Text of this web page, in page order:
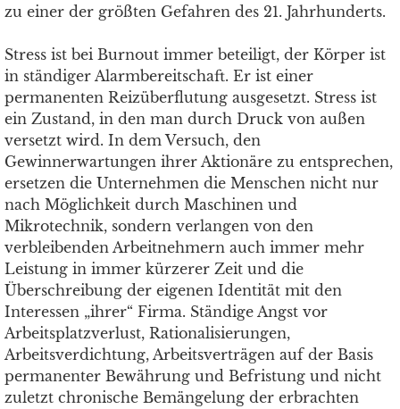
zu einer der größten Gefahren des 21. Jahrhunderts.
Stress ist bei Burnout immer beteiligt, der Körper ist
in ständiger Alarmbereitschaft. Er ist einer
permanenten Reizüberflutung ausgesetzt. Stress ist
ein Zustand, in den man durch Druck von außen
versetzt wird. In dem Versuch, den
Gewinnerwartungen ihrer Aktionäre zu entsprechen,
ersetzen die Unternehmen die Menschen nicht nur
nach Möglichkeit durch Maschinen und
Mikrotechnik, sondern verlangen von den
verbleibenden Arbeitnehmern auch immer mehr
Leistung in immer kürzerer Zeit und die
Überschreibung der eigenen Identität mit den
Interessen „ihrer“ Firma. Ständige Angst vor
Arbeitsplatzverlust, Rationalisierungen,
Arbeitsverdichtung, Arbeitsverträgen auf der Basis
permanenter Bewährung und Befristung und nicht
zuletzt chronische Bemängelung der erbrachten